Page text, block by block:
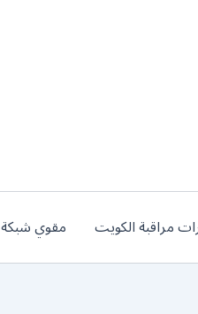
مراقبة الكويت مقوي شبكة